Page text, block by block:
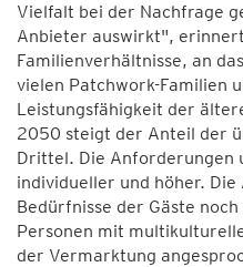
Vielfalt bei der Nachfrage
Anbieter auswirkt",
Familienverhältnisse, an
vielen Patchwork-Familien
Leistungsfähigkeit der
2050 steigt der Anteil der
Drittel. Die Anforderungen
individueller und höher.
Bedürfnisse der Gäste
Personen mit
der Vermarktung